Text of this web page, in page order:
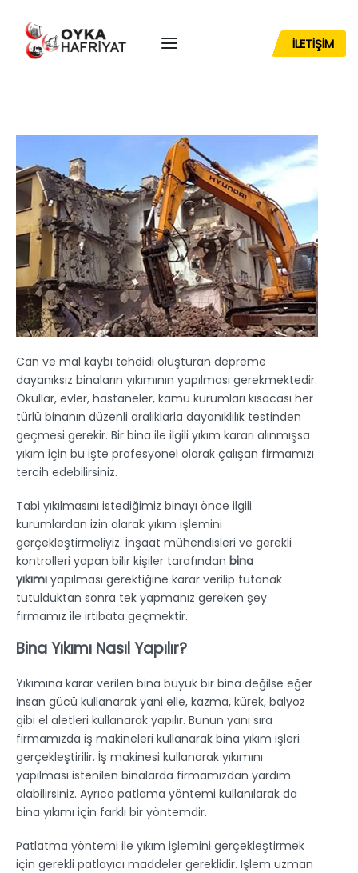
İLETİŞİM
Can ve mal kaybı tehdidi oluşturan depreme
dayanıksız binaların yıkımının yapılması gerekmektedir.
Okullar, evler, hastaneler, kamu kurumları kısacası her
türlü binanın düzenli aralıklarla dayanıklılık testinden
geçmesi gerekir. Bir bina ile ilgili yıkım kararı alınmışsa
yıkım için bu işte profesyonel olarak çalışan firmamızı
tercih edebilirsiniz.
Tabi yıkılmasını istediğimiz binayı önce ilgili
kurumlardan izin alarak yıkım işlemini
gerçekleştirmeliyiz. İnşaat mühendisleri ve gerekli
kontrolleri yapan bilir kişiler tarafından bina
yıkımı yapılması gerektiğine karar verilip tutanak
tutulduktan sonra tek yapmanız gereken şey
firmamız ile irtibata geçmektir.
Bina Yıkımı Nasıl Yapılır?
Yıkımına karar verilen bina büyük bir bina değilse eğer
insan gücü kullanarak yani elle, kazma, kürek, balyoz
gibi el aletleri kullanarak yapılır. Bunun yanı sıra
firmamızda iş makineleri kullanarak bina yıkım işleri
gerçekleştirilir. İş makinesi kullanarak yıkımını
yapılması istenilen binalarda firmamızdan yardım
alabilirsiniz. Ayrıca patlama yöntemi kullanılarak da
bina yıkımı için farklı bir yöntemdir.
Patlatma yöntemi ile yıkım işlemini gerçekleştirmek
için gerekli patlayıcı maddeler gereklidir. İşlem uzman